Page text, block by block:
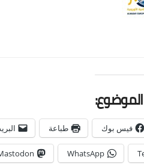
فيس بوك طباعة
WhatsApp